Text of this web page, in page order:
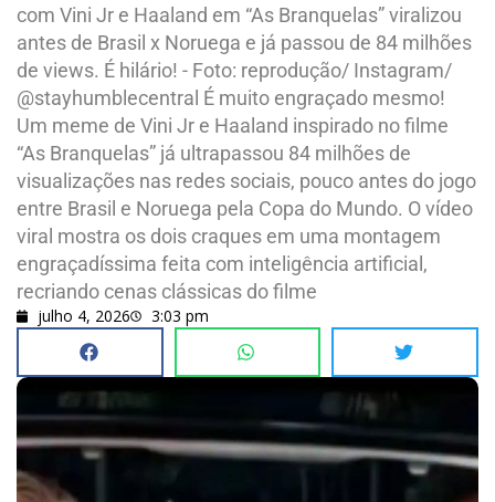
com Vini Jr e Haaland em “As Branquelas” viralizou
antes de Brasil x Noruega e já passou de 84 milhões
de views. É hilário! - Foto: reprodução/ Instagram/
@stayhumblecentral É muito engraçado mesmo!
Um meme de Vini Jr e Haaland inspirado no filme
“As Branquelas” já ultrapassou 84 milhões de
visualizações nas redes sociais, pouco antes do jogo
entre Brasil e Noruega pela Copa do Mundo. O vídeo
viral mostra os dois craques em uma montagem
engraçadíssima feita com inteligência artificial,
recriando cenas clássicas do filme
julho 4, 2026 3:03 pm